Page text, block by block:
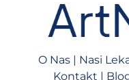
O Nas| Nasi
Kontakt |